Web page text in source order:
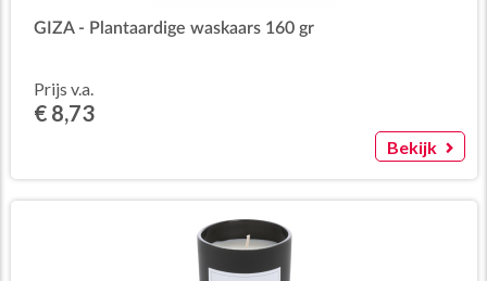
GIZA - Plantaardige waskaars 160 gr
Prijs v.a.
€ 8,73
Bekijk